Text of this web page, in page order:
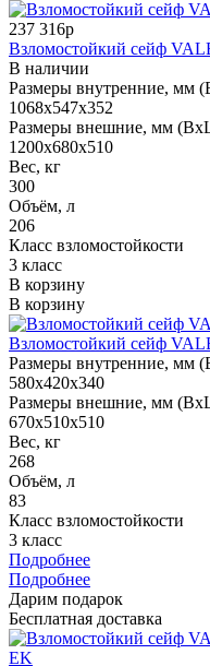
237 316р
Взломостойкий сейф
В наличии
Размеры внутренние, мм
1068x547x352
Размеры внешние, мм
1200x680x510
Вес, кг
300
Объём, л
206
Класс взломостойкости
3 класс
В корзину
В корзину
Взломостойкий сейф
Размеры внутренние, мм
580x420x340
Размеры внешние, мм
670x510x510
Вес, кг
268
Объём, л
83
Класс взломостойкости
3 класс
Подробнее
Подробнее
Дарим подарок
Бесплатная доставка